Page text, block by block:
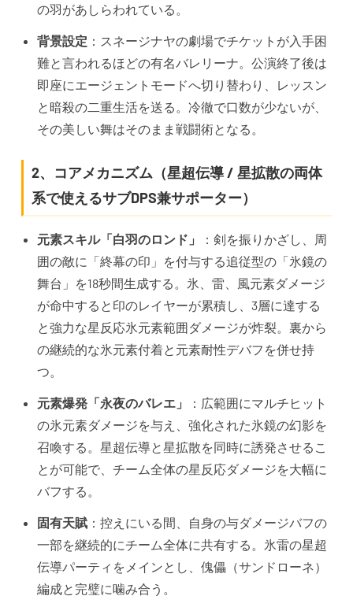
の羽があしらわれている。
背景設定 ：スネージナヤの劇場でチケットが入手困
難と言われるほどの有名バレリーナ。公演終了後は
即座にエージェントモードへ切り替わり、レッスン
と暗殺の二重生活を送る。冷徹で口数が少ないが、
その美しい舞はそのまま戦闘術となる。
2、コアメカニズム（星超伝導 / 星拡散の両体
系で使えるサブDPS兼サポーター）
元素スキル「白羽のロンド」
：剣を振りかざし、周
囲の敵に「終幕の印」を付与する追従型の「氷鏡の
舞台」を18秒間生成する。氷、雷、風元素ダメージ
が命中すると印のレイヤーが累積し、3層に達する
と強力な星反応氷元素範囲ダメージが炸裂。裏から
の継続的な氷元素付着と元素耐性デバフを併せ持
つ。
元素爆発「永夜のバレエ」
：広範囲にマルチヒット
の氷元素ダメージを与え、強化された氷鏡の幻影を
召喚する。星超伝導と星拡散を同時に誘発させるこ
とが可能で、チーム全体の星反応ダメージを大幅に
バフする。
固有天賦 ：控えにいる間、自身の与ダメージバフの
一部を継続的にチーム全体に共有する。氷雷の星超
伝導パーティをメインとし、傀儡（サンドローネ）
編成と完璧に噛み合う。